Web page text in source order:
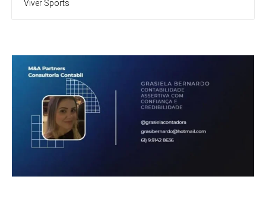
Viver Sports